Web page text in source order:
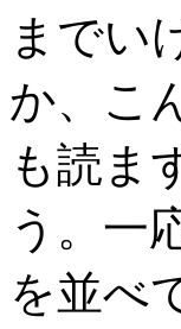
までい
か、こ
も読ま
う。一
を並べ